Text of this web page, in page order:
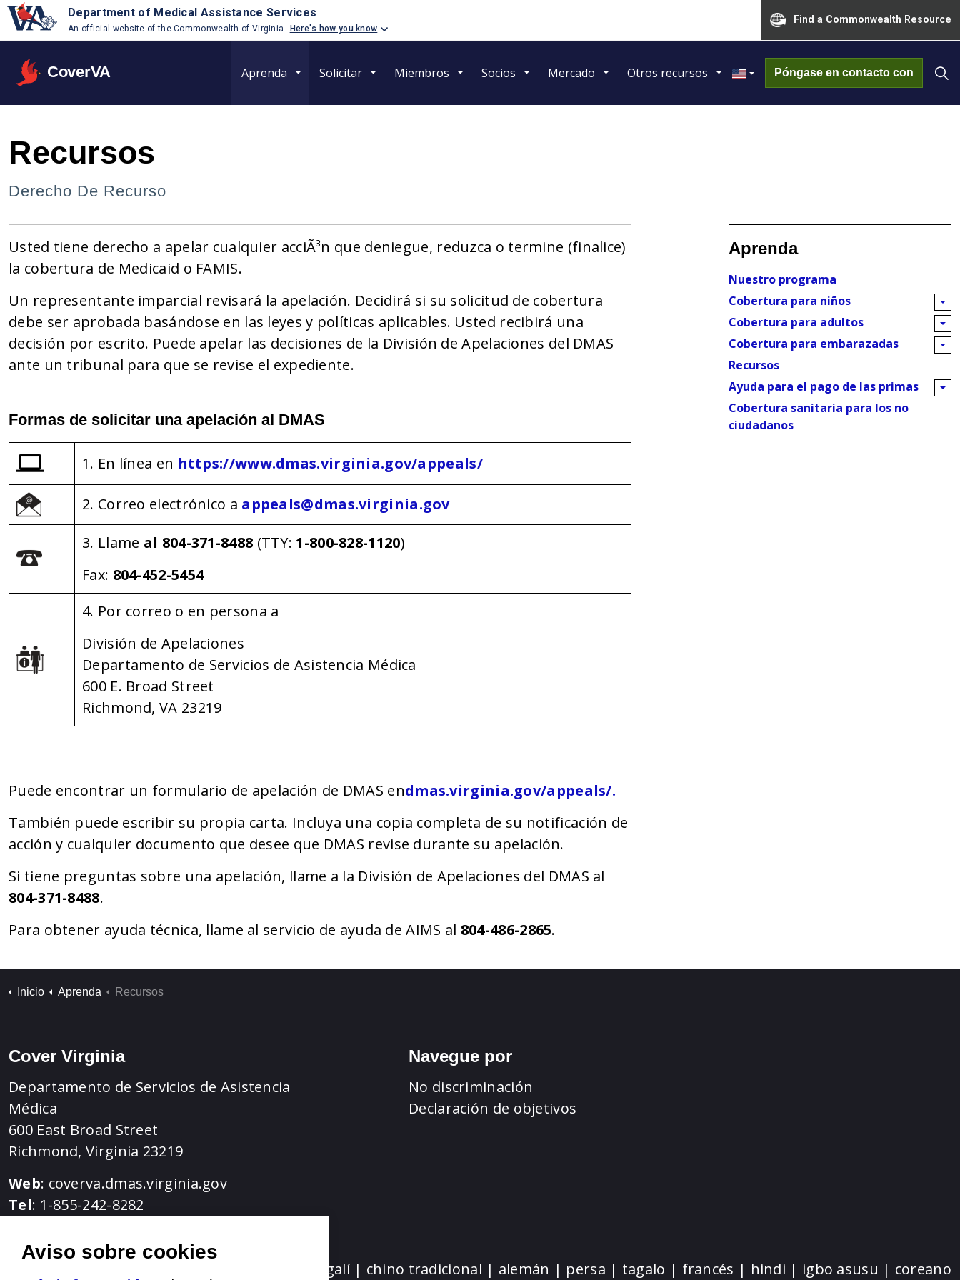
Department of Medical Assistance Services
An official website of the Commonwealth of Virginia Here's how you know
Find a Commonwealth Resource
CoverVA Aprenda Solicitar Miembros Socios Mercado Otros recursos Póngase en contacto con
Recursos
Derecho De Recurso
Usted tiene derecho a apelar cualquier acciÃ³n que deniegue, reduzca o termine (finalice)
la cobertura de Medicaid o FAMIS.
Un representante imparcial revisará la apelación. Decidirá si su solicitud de cobertura
debe ser aprobada basándose en las leyes y políticas aplicables. Usted recibirá una
decisión por escrito. Puede apelar las decisiones de la División de Apelaciones del DMAS
ante un tribunal para que se revise el expediente.
Formas de solicitar una apelación al DMAS
1. En línea en https://www.dmas.virginia.gov/appeals/
2. Correo electrónico a appeals@dmas.virginia.gov
3. Llame al 804-371-8488 (TTY: 1-800-828-1120)
Fax: 804-452-5454
4. Por correo o en persona a
División de Apelaciones
Departamento de Servicios de Asistencia Médica
600 E. Broad Street
Richmond, VA 23219
Puede encontrar un formulario de apelación de DMAS endmas.virginia.gov/appeals/.
También puede escribir su propia carta. Incluya una copia completa de su notificación de
acción y cualquier documento que desee que DMAS revise durante su apelación.
Si tiene preguntas sobre una apelación, llame a la División de Apelaciones del DMAS al
804-371-8488.
Para obtener ayuda técnica, llame al servicio de ayuda de AIMS al 804-486-2865.
Aprenda
Nuestro programa
Cobertura para niños
Cobertura para adultos
Cobertura para embarazadas
Recursos
Ayuda para el pago de las primas
Cobertura sanitaria para los no
ciudadanos
Inicio Aprenda Recursos
Cover Virginia
Departamento de Servicios de Asistencia
Médica
600 East Broad Street
Richmond, Virginia 23219
Web: coverva.dmas.virginia.gov
Tel: 1-855-242-8282
Navegue por
No discriminación
Declaración de objetivos
Amárico | Árabe | Ɓàsɔ́ ɔ̀-wùɖù-po-nyɔ̀ | bengalí | chino tradicional | alemán | persa | tagalo | francés | hindi | igbo asusu | coreano
Aviso sobre cookies